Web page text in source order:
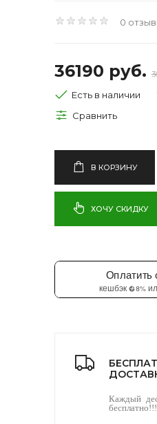
0
36190 руб.
Есть в наличии
В КОРЗИНУ
ХОЧУ СКИДКУ
Каждый
бесплатно!!!